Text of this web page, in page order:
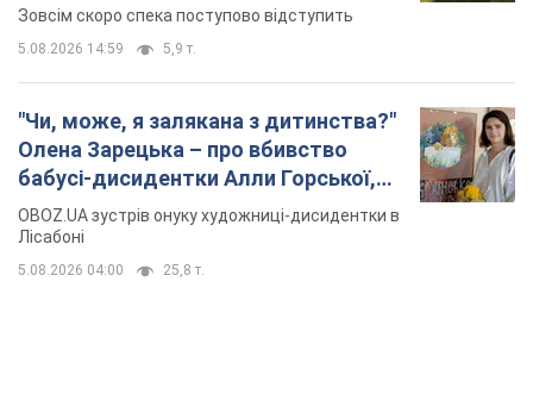
Зовсім скоро спека поступово відступить
5.08.2026 14:59 5,9 т.
"Чи, може, я залякана з дитинства?"
Олена Зарецька – про вбивство
бабусі-дисидентки Алли Горської,
критику Дмитра Стуса та втечу в
Португалію з 5 дітьми
OBOZ.UA зустрів онуку художниці-дисидентки в
Лісабоні
5.08.2026 04:00 25,8 т.